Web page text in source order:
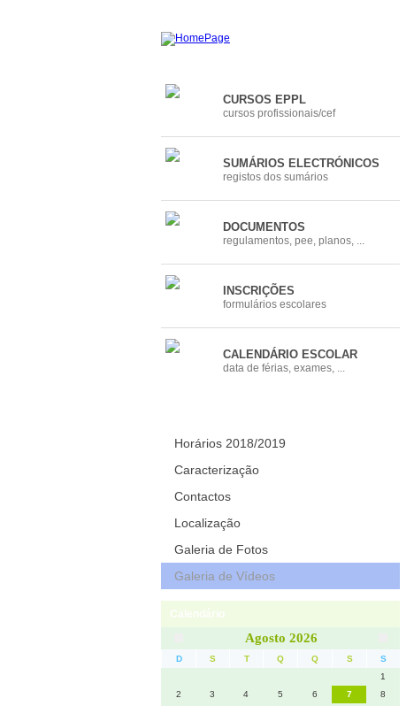
CURSOS EPPL
cursos profissionais/cef
SUMÁRIOS ELECTRÓNICOS
registos dos sumários
DOCUMENTOS
regulamentos, pee, planos, ...
INSCRIÇÕES
formulários escolares
CALENDÁRIO ESCOLAR
data de férias, exames, ...
Horários 2018/2019
Caracterização
Contactos
Localização
Galeria de Fotos
Galeria de Vídeos
Calendário
Agosto 2026
D S T Q Q S
S
1
2
3 4 5 6 7
8